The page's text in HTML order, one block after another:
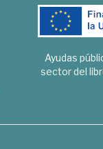
Ayudas
sector del